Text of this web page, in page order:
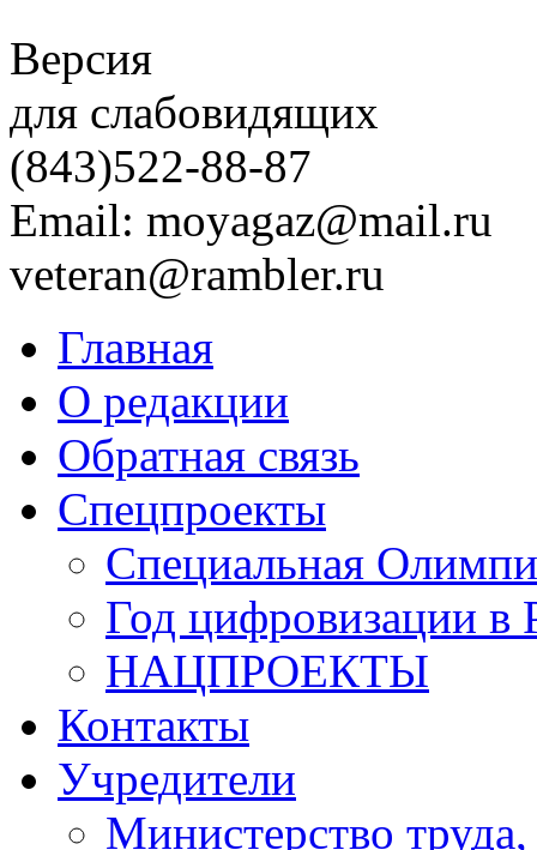
Версия
для слабовидящих
(843)522-88-87
Email: moyagaz@mail.ru
veteran@rambler.ru
Главная
О редакции
Обратная связь
Спецпроекты
Специальная
Год цифровизации в
НАЦПРОЕКТЫ
Контакты
Учредители
Министерство